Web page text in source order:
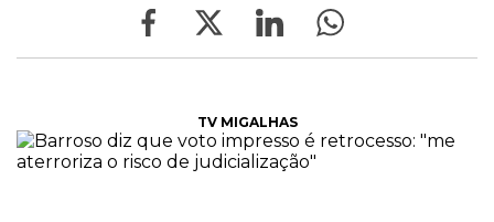
TV MIGALHAS